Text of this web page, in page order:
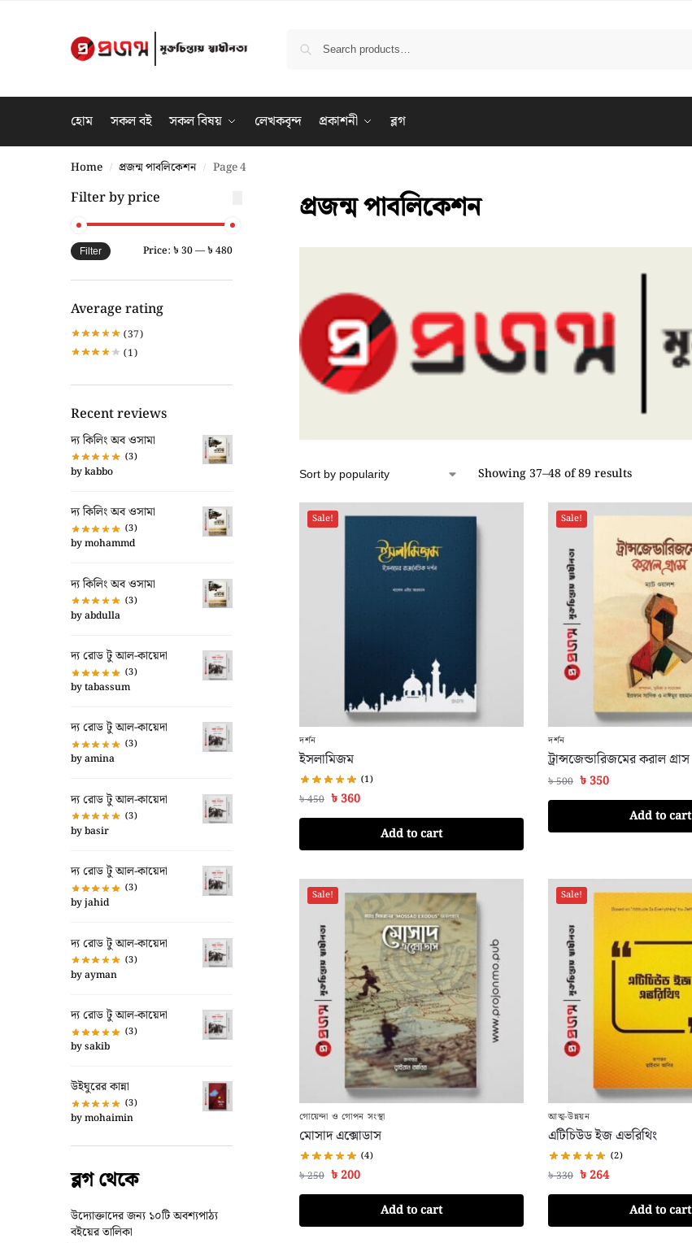
হোম সকল বই সকল বিষয় লেখকবৃন্দ প্রকাশনী ব্লগ
Home / প্রজন্ম পাবলিকেশন / Page 4
প্রজন্ম পাবলিকেশন
Showing 37–48 of 89 results
Sale!
দর্শন
ইসলামিজম
(1)
৳450 ৳360
Add to cart
Sale!
দর্শন
ট্রান্সজেন্ডারিজমের করাল গ্রাস
৳500 ৳350
Add to cart
Sale!
গোয়েন্দা ও গোপন সংস্থা
মোসাদ এক্সোডাস
(4)
৳250 ৳200
Add to cart
Sale!
আত্ম-উন্নয়ন
এটিচিউড ইজ এভরিথিং
(2)
৳330 ৳264
Add to cart
Filter by price
Filter Price: ৳ 30—৳ 480
Average rating
(37)
(1)
Recent reviews
দ্য কিলিং অব ওসামা
(3)
by kabbo
দ্য কিলিং অব ওসামা
(3)
by mohammd
দ্য কিলিং অব ওসামা
(3)
by abdulla
দ্য রোড টু আল-কায়েদা
(3)
by tabassum
দ্য রোড টু আল-কায়েদা
(3)
by amina
দ্য রোড টু আল-কায়েদা
(3)
by basir
দ্য রোড টু আল-কায়েদা
(3)
by jahid
দ্য রোড টু আল-কায়েদা
(3)
by ayman
দ্য রোড টু আল-কায়েদা
(3)
by sakib
উইঘুরের কান্না
(3)
by mohaimin
ব্লগ থেকে
উদ্যোক্তাদের জন্য ১০টি অবশ্যপাঠ্য
বইয়ের তালিকা